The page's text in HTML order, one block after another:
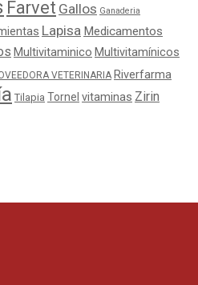
Farvet Gallos Ganaderia
Lapisa Medicamentos
Multivitaminico Multivitamínicos
VETERINARIA Riverfarma
Tilapia Tornel vitaminas Zirin